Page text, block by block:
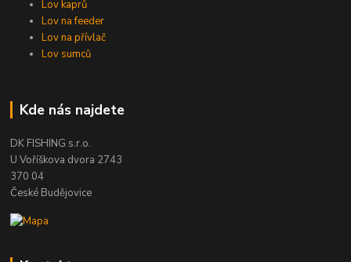
Lov kaprů
Lov na feeder
Lov na přívlač
Lov sumců
Kde nás najdete
DK FISHING s.r.o.
U Voříškova dvora 2743
370 04
České Budějovice